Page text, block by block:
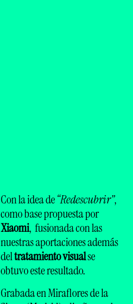
Con la idea de“Redescubrir”,
como base propuesta por
Xiaomi, fusionada con las
nuestras aportaciones además
deltratamiento visualse
obtuvo este resultado.
Grabada en Miraflores de la